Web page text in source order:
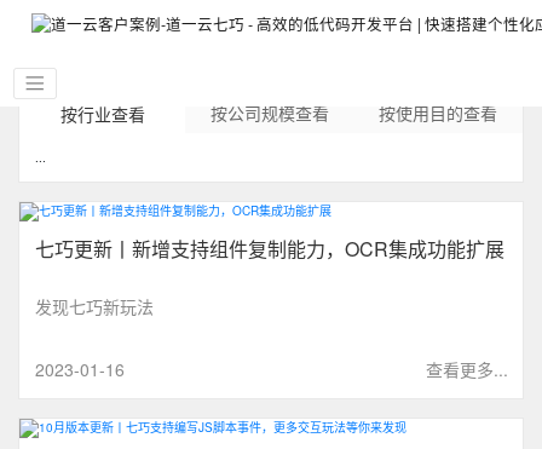
按行业查看 按公司规模查看 按使用目的查看
七巧更新丨新增支持组件复制能力，OCR集成功能扩展
发现七巧新玩法
查看更多...
2023-01-16